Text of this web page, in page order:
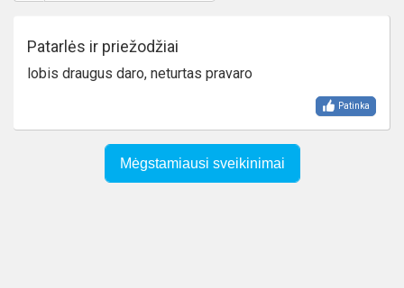
Patarlės ir priežodžiai
lobis draugus daro, neturtas pravaro
Patinka
Mėgstamiausi sveikinimai